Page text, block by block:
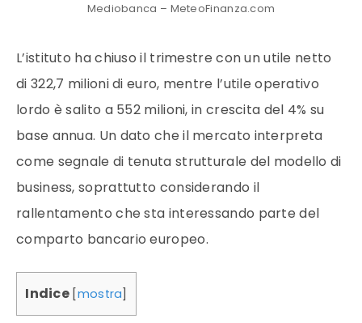
Mediobanca – MeteoFinanza.com
L’istituto ha chiuso il trimestre con un utile netto
di 322,7 milioni di euro, mentre l’utile operativo
lordo è salito a 552 milioni, in crescita del 4% su
base annua. Un dato che il mercato interpreta
come segnale di tenuta strutturale del modello di
business, soprattutto considerando il
rallentamento che sta interessando parte del
comparto bancario europeo.
Indice [mostra